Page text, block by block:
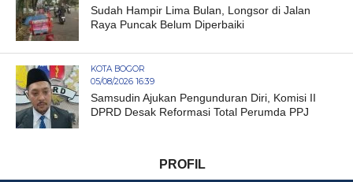
Sudah Hampir Lima Bulan, Longsor di Jalan
Raya Puncak Belum Diperbaiki
KOTA BOGOR
05/08/2026 16:39
Samsudin Ajukan Pengunduran Diri, Komisi II
DPRD Desak Reformasi Total Perumda PPJ
PROFIL